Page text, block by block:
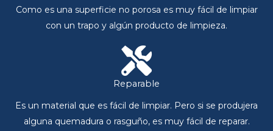
Como es una superficie no porosa es muy fácil de limpiar
con un trapo y algún producto de limpieza.
Reparable
Es un material que es fácil de limpiar. Pero si se produjera
alguna quemadura o rasguño, es muy fácil de reparar.